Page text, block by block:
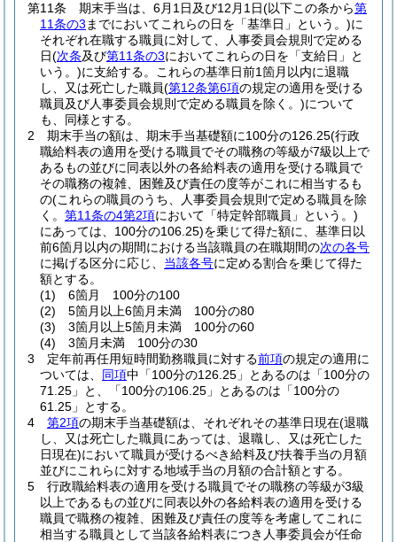
第11条
期末手当は、6月1日及び12月1日(以下この条から第
11条の3 までにおいてこれらの日を「基準日」という。)に
それぞれ在職する職員に対して、人事委員会規則で定める
日(次条及び第11条の3においてこれらの日を「支給日」と
いう。)に支給する。
これらの基準日前1箇月以内に退職
し、又は死亡した職員(第12条第6項の規定の適用を受ける
職員及び人事委員会規則で定める職員を除く。)について
も、同様とする。
2
期末手当の額は、期末手当基礎額に100分の126.25(行政
職給料表の適用を受ける職員でその職務の等級が7級以上で
あるもの並びに同表以外の各給料表の適用を受ける職員で
その職務の複雑、困難及び責任の度等がこれに相当するも
の(これらの職員のうち、人事委員会規則で定める職員を除
く。 第11条の4第2項において「特定幹部職員」という。)
にあっては、100分の106.25)を乗じて得た額に、基準日以
前6箇月以内の期間における当該職員の在職期間の次の各号
に掲げる区分に応じ、 当該各号に定める割合を乗じて得た
額とする。
(1)
6箇月 100分の100
(2)
5箇月以上6箇月未満 100分の80
(3)
3箇月以上5箇月未満 100分の60
(4)
3箇月未満 100分の30
3
定年前再任用短時間勤務職員に対する前項の規定の適用に
ついては、 同項中「100分の126.25」とあるのは「100分の
71.25」と、「100分の106.25」とあるのは「100分の
61.25」とする。
4
第2項の期末手当基礎額は、それぞれその基準日現在(退職
し、又は死亡した職員にあっては、退職し、又は死亡した
日現在)において職員が受けるべき給料及び扶養手当の月額
並びにこれらに対する地域手当の月額の合計額とする。
5
行政職給料表の適用を受ける職員でその職務の等級が3級
以上であるもの並びに同表以外の各給料表の適用を受ける
職員で職務の複雑、困難及び責任の度等を考慮してこれに
相当する職員として当該各給料表につき人事委員会が任命